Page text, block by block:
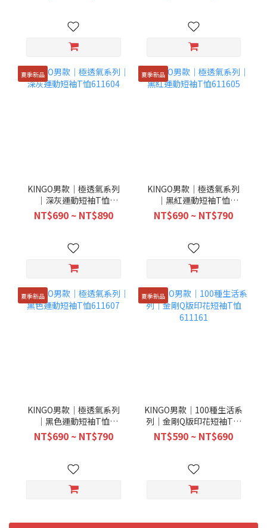
夏季新品
KINGO男款｜極透氣系列
｜深灰運動短袖T恤
611604
NT$690 ~ NT$890
夏季新品
KINGO男款｜極透氣系列
｜黑紅運動短袖T恤
611605
NT$690 ~ NT$790
夏季新品
KINGO男款｜極透氣系列
｜黑色運動短袖T恤
611607
NT$690 ~ NT$790
夏季新品
KINGO男款｜100種生活系
列｜金剛Q版印花短袖T恤
611161
NT$590 ~ NT$690